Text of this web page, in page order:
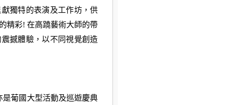
獨特的表演及工作坊，供
精彩! 在高蹺藝術大師的帶
撼體驗，以不同視覺創造
葡國大型活動及巡遊慶典